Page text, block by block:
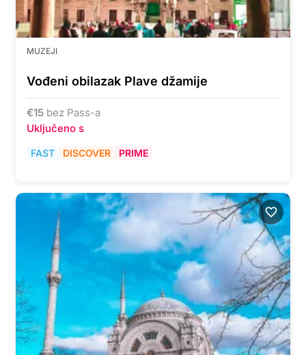
MUZEJI
Vođeni obilazak Plave džamije
€15 bez Pass-a
Uključeno s
FAST DISCOVER PRIME